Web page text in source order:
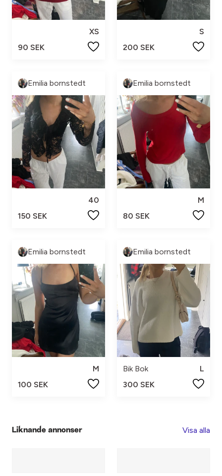
XS
90 SEK
S
200 SEK
Emilia bornstedt
40
150 SEK
Emilia bornstedt
M
80 SEK
Emilia bornstedt
M
100 SEK
Emilia bornstedt
Bik Bok
L
300 SEK
Liknande annonser Visa alla